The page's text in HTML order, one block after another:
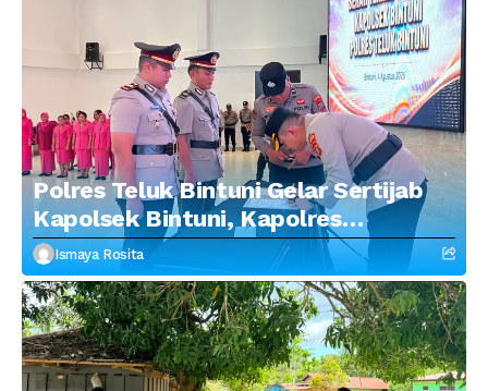
Polres Teluk Bintuni Gelar Sertijab
Kapolsek Bintuni, Kapolres
Tekankan Profesionalisme dan
Penguatan Sinergitas
Ismaya Rosita